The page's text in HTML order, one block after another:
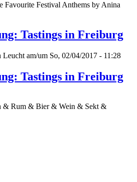
Favourite Festival Anthems by Anina
Tastings in Freiburg
Leucht am/um So, 02/04/2017 - 11:28
Tastings in Freiburg
Rum & Bier & Wein & Sekt &